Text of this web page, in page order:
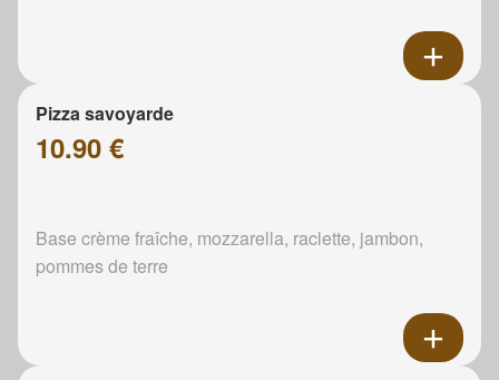
Pizza savoyarde
10.90 €
Base crème fraîche, mozzarella, raclette, jambon,
pommes de terre